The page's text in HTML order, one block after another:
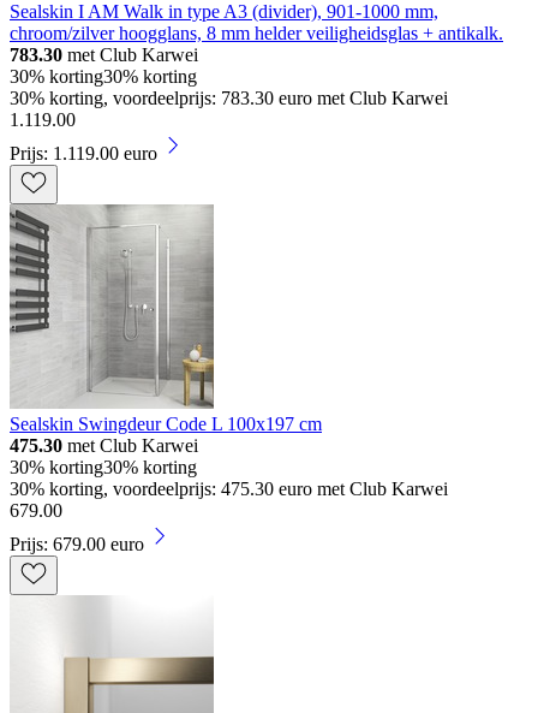
Sealskin I AM Walk in type A3 (divider), 901-1000 mm,
chroom/zilver hoogglans, 8 mm helder veiligheidsglas + antikalk.
783.30 met Club Karwei
30% korting30% korting
30% korting, voordeelprijs: 783.30 euro met Club Karwei
1.119.00
Prijs: 1.119.00 euro
Sealskin Swingdeur Code L 100x197 cm
475.30 met Club Karwei
30% korting30% korting
30% korting, voordeelprijs: 475.30 euro met Club Karwei
679.00
Prijs: 679.00 euro